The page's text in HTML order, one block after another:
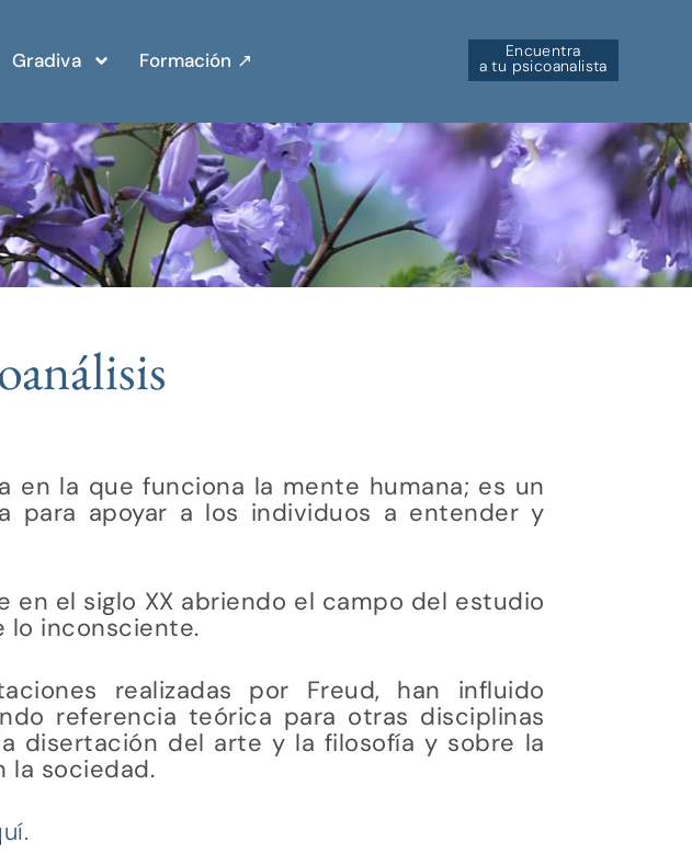
Gradiva Formación ↗︎ Encuentra
a tu psicoanalista
en la que funciona la mente humana; es un
para apoyar a los individuos a entender y
en el siglo XX abriendo el campo del estudio
lo inconsciente.
realizadas por Freud, han influido
referencia teórica para otras disciplinas
disertación del arte y la filosofía y sobre la
la sociedad.